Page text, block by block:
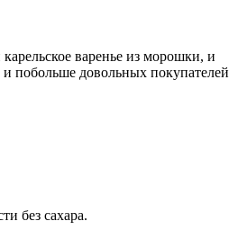
варенье из морошки, и
побольше довольных покупателей
без сахара.